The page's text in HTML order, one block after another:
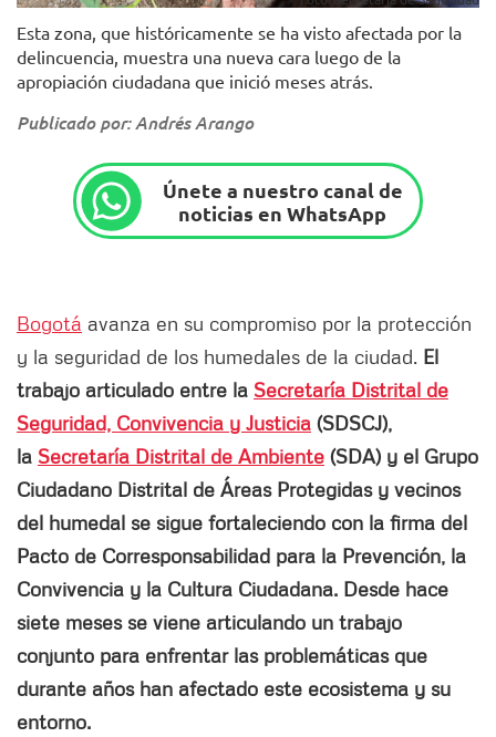
Esta zona, que históricamente se ha visto afectada por la
delincuencia, muestra una nueva cara luego de la
apropiación ciudadana que inició meses atrás.
Publicado por: Andrés Arango
Únete a nuestro canal de
noticias en WhatsApp
Bogotá avanza en su compromiso por la protección
y la seguridad de los humedales de la ciudad. El
trabajo articulado entre la Secretaría Distrital de
Seguridad, Convivencia y Justicia (SDSCJ),
la Secretaría Distrital de Ambiente (SDA) y el Grupo
Ciudadano Distrital de Áreas Protegidas y vecinos
del humedal se sigue fortaleciendo con la firma del
Pacto de Corresponsabilidad para la Prevención, la
Convivencia y la Cultura Ciudadana. Desde hace
siete meses se viene articulando un trabajo
conjunto para enfrentar las problemáticas que
durante años han afectado este ecosistema y su
entorno.